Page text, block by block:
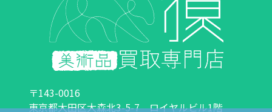
〒143-0016
東京都大田区大森北3-5-7 ロイヤルビル1階